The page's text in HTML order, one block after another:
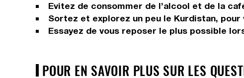
Evitez de consommer de l’alcool et de la
Sortez et explorez un peu le Kurdistan,
Essayez de vous reposer le plus possible
POUR EN SAVOIR PLUS SUR LES